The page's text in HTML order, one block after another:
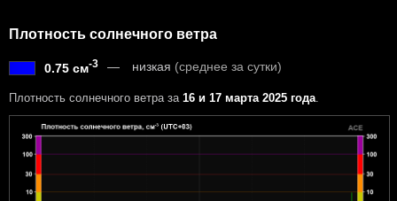
Плотность солнечного ветра
0.75 см-3 низкая (среднее за сутки)
Плотность солнечного ветра за 16 и 17 марта 2025 года.